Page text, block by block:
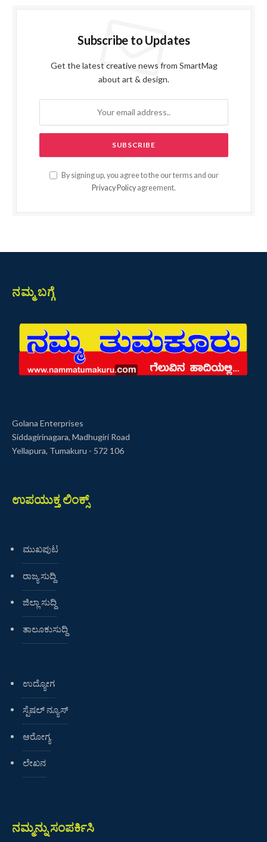
Subscribe to Updates
Get the latest creative news from SmartMag
about art & design.
By signing up, you agree to the our terms and our
Privacy Policy agreement.
ನಮ್ಮ ಬಗ್ಗೆ
Golana Enterprises
Siddagirinagara, Madhugiri Road
Yellapura, Tumakuru - 572 106
ಉಪಯುಕ್ತ ಲಿಂಕ್ಸ್
ಮುಖಪುಟ
ರಾಜ್ಯ ಸುದ್ದಿ
ಜಿಲ್ಲಾ ಸುದ್ದಿ
ತಾಲೂಕುಸುದ್ದಿ
ಉದ್ಯೋಗ
ಸ್ಪೆಷಲ್ ನ್ಯೂಸ್
ಆರೋಗ್ಯ
ಲೇಖನ
ನಮ್ಮನ್ನು ಸಂಪರ್ಕಿಸಿ